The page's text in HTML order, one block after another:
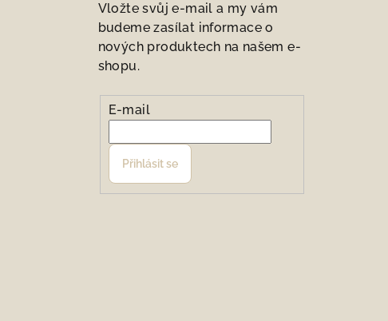
Vložte svůj e-mail a my vám
budeme zasílat informace o
nových produktech na našem e-
shopu.
E-mail
Přihlásit se